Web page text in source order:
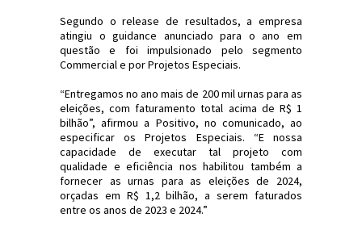
Segundo o release de resultados, a empresa
atingiu o guidance anunciado para o ano em
questão e foi impulsionado pelo segmento
Commercial e por Projetos Especiais.
“Entregamos no ano mais de 200 mil urnas para as
eleições, com faturamento total acima de R$ 1
bilhão”, afirmou a Positivo, no comunicado, ao
especificar os Projetos Especiais. “E nossa
capacidade de executar tal projeto com
qualidade e eficiência nos habilitou também a
fornecer as urnas para as eleições de 2024,
orçadas em R$ 1,2 bilhão, a serem faturados
entre os anos de 2023 e 2024.”